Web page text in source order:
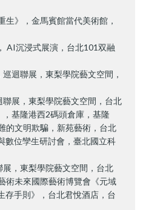
生》，金馬賓館當代美術館，
AI沉浸式展演，台北101双融
迴聯展，東梨學院藝文空間，
展，東梨學院藝文空間，台北
基隆港西2碼頭倉庫，基隆
的文明欺騙，新苑藝術，台北
數位孿生研討會，臺北國立科
，東梨學院藝文空間，台北
術未來國際藝術博覽會《元域
存手則》，台北君悅酒店，台